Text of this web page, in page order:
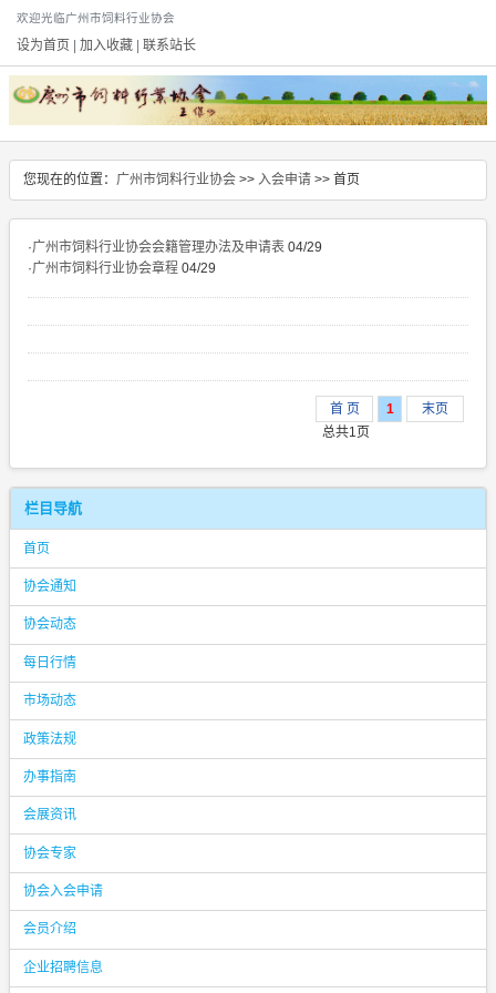
欢迎光临广州市饲料行业协会
设为首页 加入收藏 联系站长
您现在的位置： 广州市饲料行业协会 >> 入会申请 >> 首页
·广州市饲料行业协会会籍管理办法及申请表 04/29
·广州市饲料行业协会章程 04/29
首 页 1
末页
总共1页
栏目导航
首页
协会通知
协会动态
每日行情
市场动态
政策法规
办事指南
会展资讯
协会专家
协会入会申请
会员介绍
企业招聘信息